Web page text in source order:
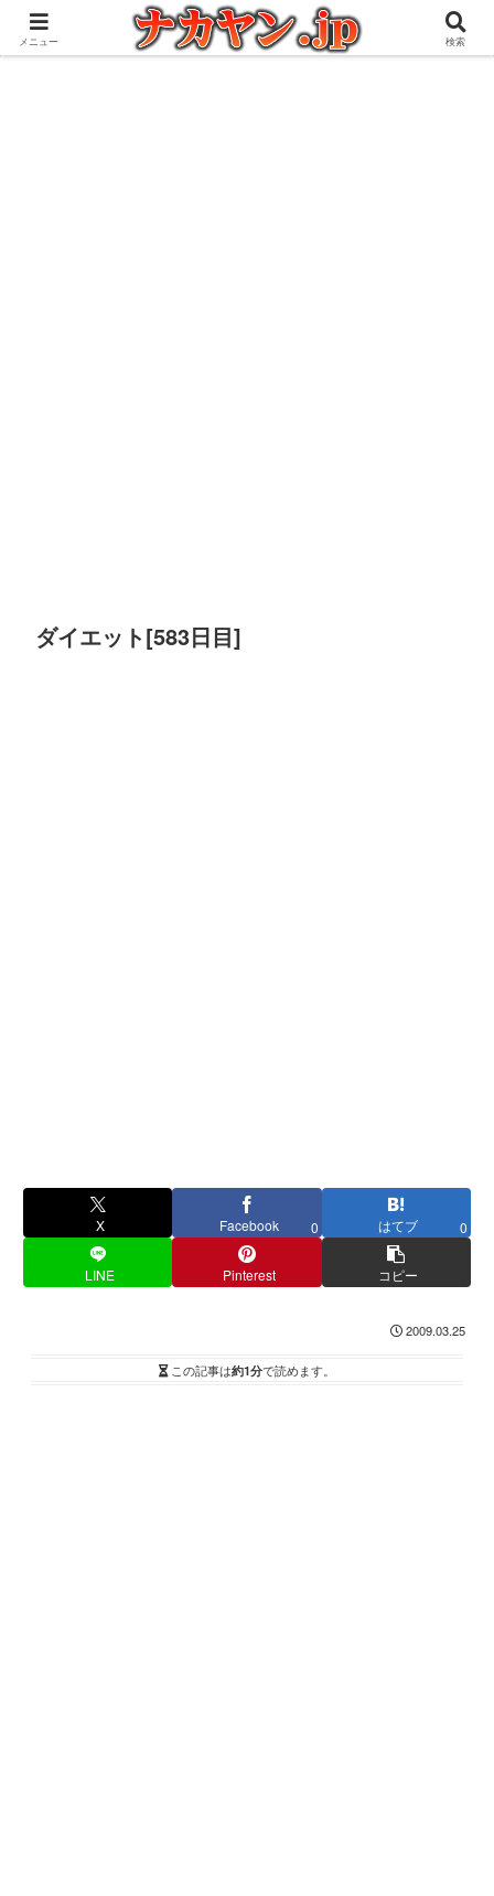
アウトドアとガジェット好きな管理人の愉快な日々を綴るブログ
ダイエット[583日目]
X Facebook 0 はてブ 0
LINE Pinterest コピー
2009.03.25
この記事は約1分で読めます。
メニュー 検索